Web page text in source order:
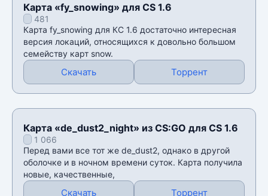
Карта «fy_snowing» для CS 1.6
481
Карта fy_snowing для КС 1.6 достаточно интересная
версия локаций, относящихся к довольно большом
семейству карт snow.
Скачать Торрент
Карта «de_dust2_night» из CS:GO для CS 1.6
1 066
Перед вами все тот же de_dust2, однако в другой
оболочке и в ночном времени суток. Карта получила
новые, качественные,
Скачать Торрент